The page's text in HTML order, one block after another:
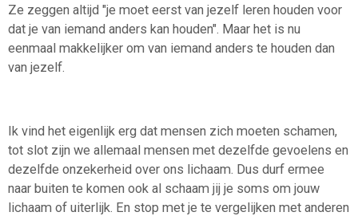
Ze zeggen altijd "je moet eerst van jezelf leren houden voor
dat je van iemand anders kan houden". Maar het is nu
eenmaal makkelijker om van iemand anders te houden dan
van jezelf.
Ik vind het eigenlijk erg dat mensen zich moeten schamen,
tot slot zijn we allemaal mensen met dezelfde gevoelens en
dezelfde onzekerheid over ons lichaam. Dus durf ermee
naar buiten te komen ook al schaam jij je soms om jouw
lichaam of uiterlijk. En stop met je te vergelijken met anderen